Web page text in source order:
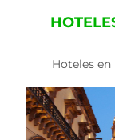
Hoteles